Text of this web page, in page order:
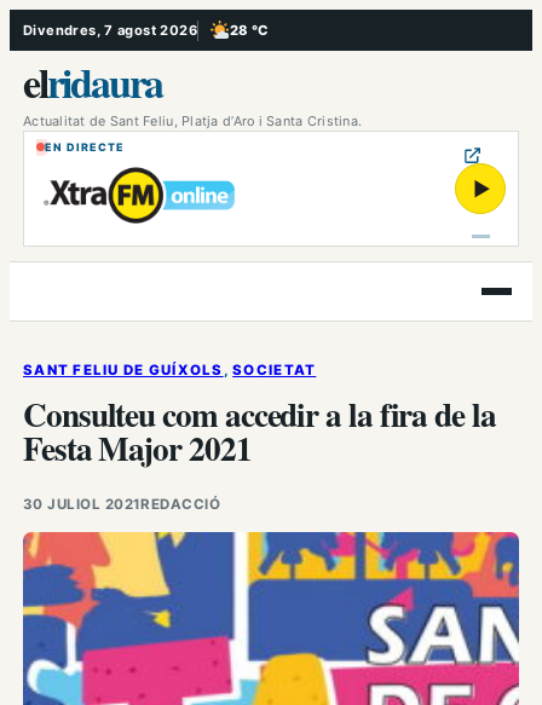
Vés
al
contingut
Divendres, 7 agost 2026 28 °C
, Poc ennuvolat
elridaura
Actualitat de Sant Feliu, Platja d’Aro i Santa Cristina.
EN DIRECTE
▶
Obre
el
SANT FELIU DE GUÍXOLS , SOCIETAT
Consulteu com accedir a la fira de la
Festa Major 2021
30 JULIOL 2021REDACCIÓ